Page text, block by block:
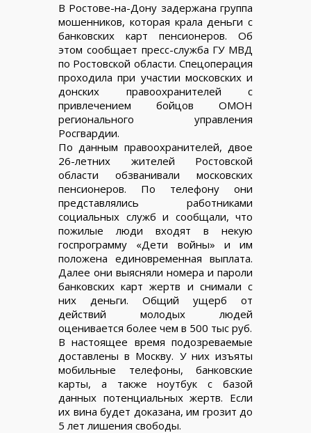
В Ростове-на-Дону задержана группа
мошенников, которая крала деньги с
банковских карт пенсионеров. Об
этом сообщает пресс-служба ГУ МВД
по Ростовской области. Спецоперация
проходила при участии московских и
донских правоохранителей с
привлечением бойцов ОМОН
регионального управления
Росгвардии.
По данным правоохранителей, двое
26-летних жителей Ростовской
области обзванивали московских
пенсионеров. По телефону они
представлялись работниками
социальных служб и сообщали, что
пожилые люди входят в некую
госпрограмму «Дети войны» и им
положена единовременная выплата.
Далее они выясняли номера и пароли
банковских карт жертв и снимали с
них деньги. Общий ущерб от
действий молодых людей
оценивается более чем в 500 тыс руб.
В настоящее время подозреваемые
доставлены в Москву. У них изъяты
мобильные телефоны, банковские
карты, а также ноутбук с базой
данных потенциальных жертв. Если
их вина будет доказана, им грозит до
5 лет лишения свободы.